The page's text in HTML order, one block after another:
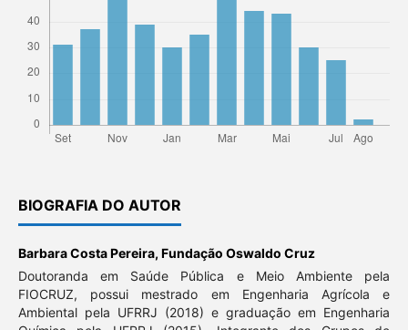
BIOGRAFIA DO AUTOR
Barbara Costa Pereira, Fundação Oswaldo Cruz
Doutoranda em Saúde Pública e Meio Ambiente pela
FIOCRUZ, possui mestrado em Engenharia Agrícola e
Ambiental pela UFRRJ (2018) e graduação em Engenharia